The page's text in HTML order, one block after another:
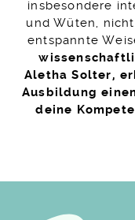
insbesondere
und Wüten,
entspannte
Aletha Solter,
Ausbildung
deine